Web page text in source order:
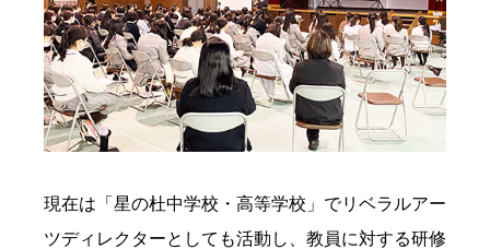
現在は「星の杜中学校・高等学校」でリベラルアー
ツディレクターとしても活動し、教員に対する研修